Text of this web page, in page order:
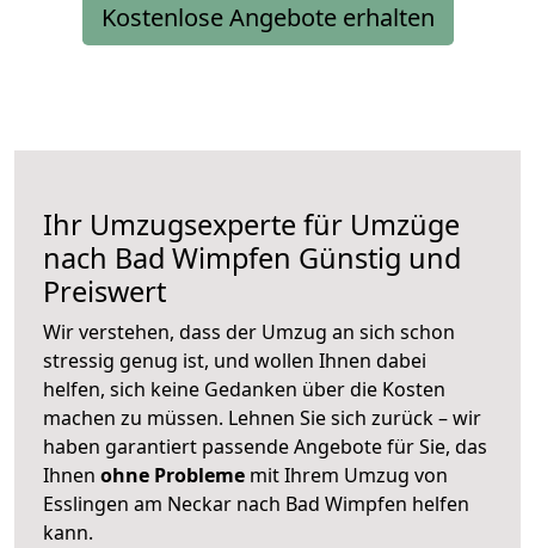
Kostenlose Angebote erhalten
Ihr Umzugsexperte für Umzüge
nach Bad Wimpfen Günstig und
Preiswert
Wir verstehen, dass der Umzug an sich schon
stressig genug ist, und wollen Ihnen dabei
helfen, sich keine Gedanken über die Kosten
machen zu müssen. Lehnen Sie sich zurück – wir
haben garantiert passende Angebote für Sie, das
Ihnen ohne Probleme mit Ihrem Umzug von
Esslingen am Neckar nach Bad Wimpfen helfen
kann.